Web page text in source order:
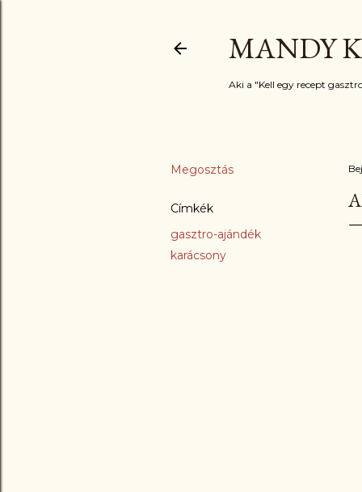
MANDY
Aki a "Kell egy recept
Megosztás
Címkék
gasztro-ajándék
karácsony